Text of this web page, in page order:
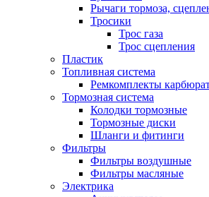
Рычаги тормоза,
Тросики
Трос газа
Трос сцепления
Пластик
Топливная система
Ремкомплекты
Тормозная система
Колодки тормозные
Тормозные диски
Шланги и фитинги
Фильтры
Фильтры воздушные
Фильтры масляные
Электрика